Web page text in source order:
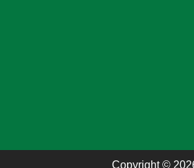
Copyright ©